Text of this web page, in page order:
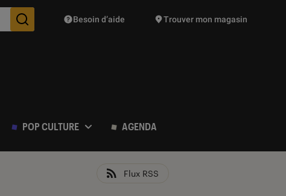
Des suggestions de produits vont vous être proposées
Besoin d’aide Trouver mon magasin
POP CULTURE AGENDA
Flux RSS